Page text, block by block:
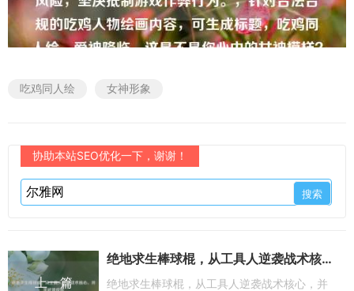
吃鸡同人绘 女神形象
协助本站SEO优化一下，谢谢！
上一篇
绝地求生棒球棍，从工具人逆袭战术核心，并非武器皮肤
绝地求生棒球棍，从工具人逆袭战术核心，并